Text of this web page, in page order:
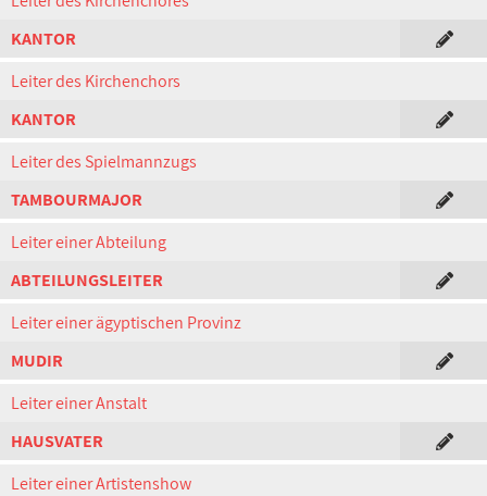
KANTOR
Leiter des Kirchenchors
KANTOR
Leiter des Spielmannzugs
TAMBOURMAJOR
Leiter einer Abteilung
ABTEILUNGSLEITER
Leiter einer ägyptischen Provinz
MUDIR
Leiter einer Anstalt
HAUSVATER
Leiter einer Artistenshow